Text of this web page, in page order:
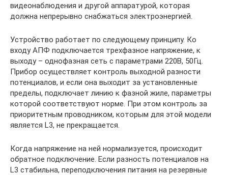
видеонаблюдения и другой аппаратурой, которая
должна непрерывно снабжаться электроэнергией.
Устройство работает по следующему принципу. Ко
входу АПФ подключается трехфазное напряжение, к
выходу – однофазная сеть с параметрами 220В, 50Гц.
Прибор осуществляет контроль выходной разности
потенциалов, и если она выходит за установленные
пределы, подключает линию к фазной жиле, параметры
которой соответствуют норме. При этом контроль за
приоритетным проводником, которым для этой модели
является L3, не прекращается.
Когда напряжение на ней нормализуется, происходит
обратное подключение. Если разность потенциалов на
L3 стабильна, переподключения питания на резервные